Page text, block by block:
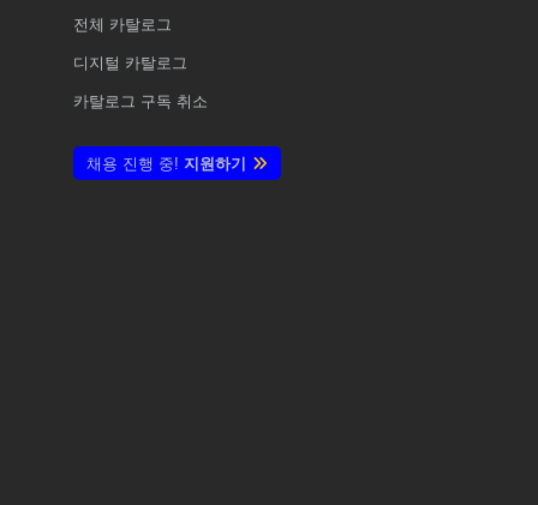
전체 카탈로그
디지털 카탈로그
카탈로그 구독 취소
채용 진행 중! 지원하기